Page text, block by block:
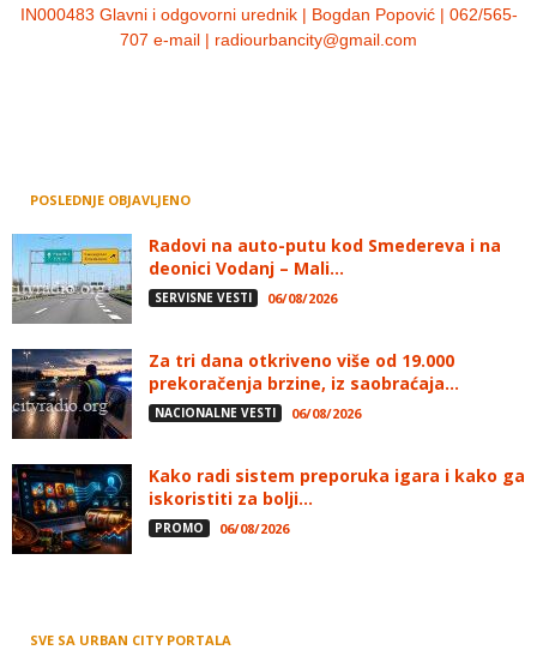
IN000483 Glavni i odgovorni urednik | Bogdan Popović | 062/565-
707 e-mail | radiourbancity@gmail.com
POSLEDNJE OBJAVLJENO
Radovi na auto-putu kod Smedereva i na
deonici Vodanj – Mali...
SERVISNE VESTI 06/08/2026
Za tri dana otkriveno više od 19.000
prekoračenja brzine, iz saobraćaja...
NACIONALNE VESTI 06/08/2026
Kako radi sistem preporuka igara i kako ga
iskoristiti za bolji...
PROMO 06/08/2026
SVE SA URBAN CITY PORTALA